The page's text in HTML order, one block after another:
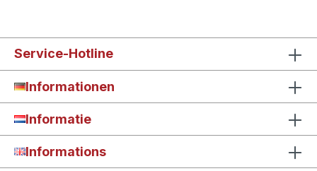
Service-Hotline
Informationen
Informatie
Informations